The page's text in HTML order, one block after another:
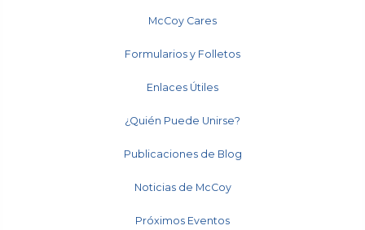
McCoy Cares
Formularios y Folletos
Enlaces Útiles
¿Quién Puede Unirse?
Publicaciones de Blog
Noticias de McCoy
Próximos Eventos